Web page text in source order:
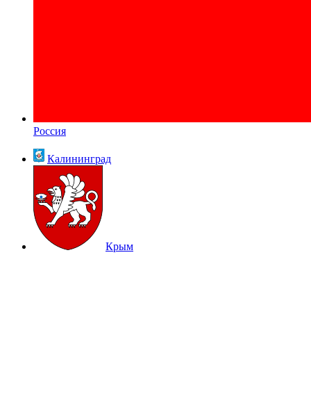
Россия
Калининград
Крым